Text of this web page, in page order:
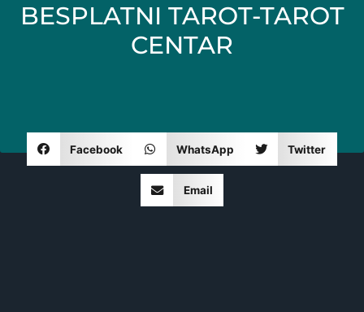
BESPLATNI TAROT-TAROT
CENTAR
Facebook WhatsApp Twitter
Email